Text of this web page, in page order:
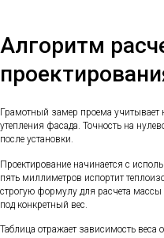
Алгоритм
Грамотный замер проема учитывает
утепления фасада. Точность на
после установки.
Проектирование начинается с
пять миллиметров испортит
строгую формулу для расчета
под конкретный вес.
Таблица отражает зависимость веса